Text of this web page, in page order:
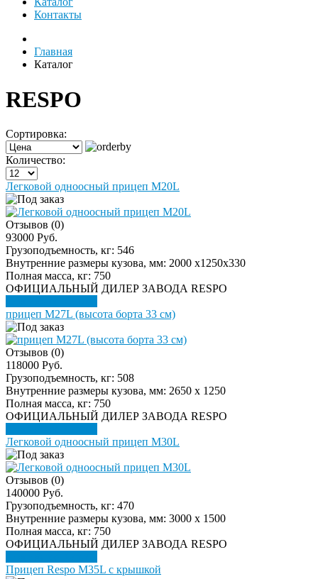
Контакты
Главная
Каталог
RESPO
Сортировка:
Количество:
Легковой одноосный прицеп M20L
Отзывов (0)
93000 Руб.
Грузоподъемность, кг: 546
Внутренние размеры кузова, мм: 2000 х1250x330
Полная масса, кг: 750
ОФИЦИАЛЬНЫЙ ДИЛЕР ЗАВОДА RESPO
прицеп M27L (высота борта 33 см)
Отзывов (0)
118000 Руб.
Грузоподъемность, кг: 508
Внутренние размеры кузова, мм: 2650 х 1250
Полная масса, кг: 750
ОФИЦИАЛЬНЫЙ ДИЛЕР ЗАВОДА RESPO
Легковой одноосный прицеп M30L
Отзывов (0)
140000 Руб.
Грузоподъемность, кг: 470
Внутренние размеры кузова, мм: 3000 х 1500
Полная масса, кг: 750
ОФИЦИАЛЬНЫЙ ДИЛЕР ЗАВОДА RESPO
Прицеп Respo M35L с крышкой